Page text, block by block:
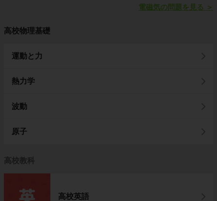
電磁気の問題を見る ＞
高校物理基礎
運動と力
熱力学
波動
原子
高校教科
高校英語